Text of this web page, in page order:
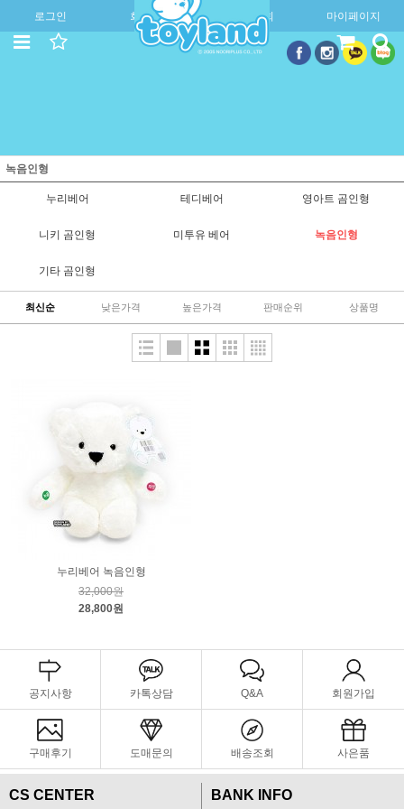
로그인 회원가입 주문조회 마이페이지
녹음인형
누리베어 테디베어 영아트 곰인형
니키 곰인형 미투유 베어 녹음인형
기타 곰인형
최신순 낮은가격 높은가격 판매순위 상품명
누리베어 녹음인형
32,000원
28,800원
공지사항 카톡상담 Q&A 회원가입
구매후기 도매문의 배송조회 사은품
CS CENTER BANK INFO